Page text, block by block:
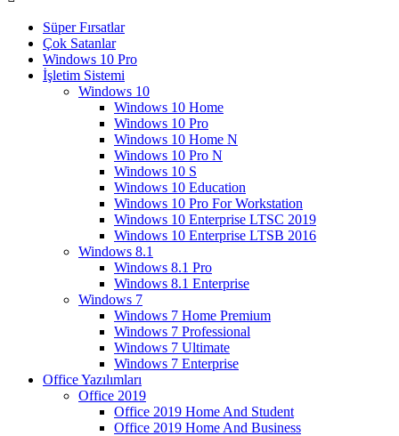
Süper Fırsatlar
Çok Satanlar
Windows 10 Pro
İşletim Sistemi
Windows 10
Windows 10 Home
Windows 10 Pro
Windows 10 Home N
Windows 10 Pro N
Windows 10 S
Windows 10 Education
Windows 10 Pro For Workstation
Windows 10 Enterprise LTSC 2019
Windows 10 Enterprise LTSB 2016
Windows 8.1
Windows 8.1 Pro
Windows 8.1 Enterprise
Windows 7
Windows 7 Home Premium
Windows 7 Professional
Windows 7 Ultimate
Windows 7 Enterprise
Office Yazılımları
Office 2019
Office 2019 Home And Student
Office 2019 Home And Business